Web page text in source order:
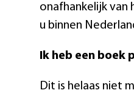
onafhankelijk van
u binnen
Ik heb een
Dit is helaas niet